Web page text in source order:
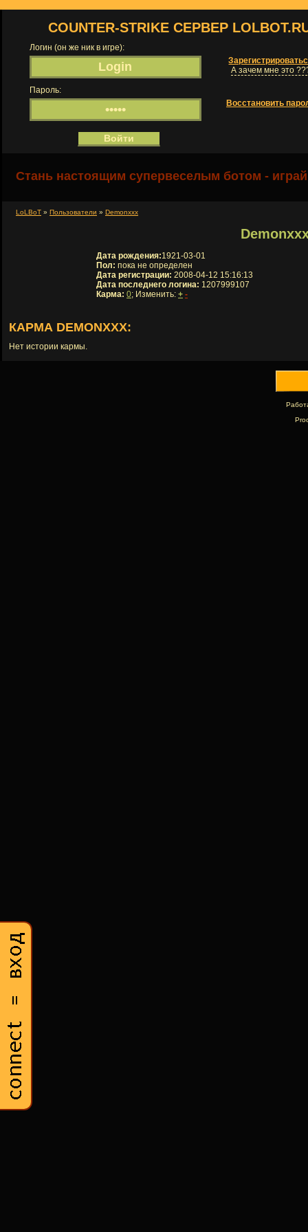
COUNTER-STRIKE СЕРВЕР
Логин (он же ник в игре):
А зачем мне это
Пароль:
Восстановить
Стань настоящим супервеселым ботом -
LoLBoT » Пользователи » Demonxxx
Дата рождения:1921-03-01
Пол: пока не определен
Дата регистрации: 2008-04-12 15:16:13
Дата последнего логина: 1207999107
Карма: 0; Изменить: + -
КАРМА DEMONXXX:
Нет истории кармы.